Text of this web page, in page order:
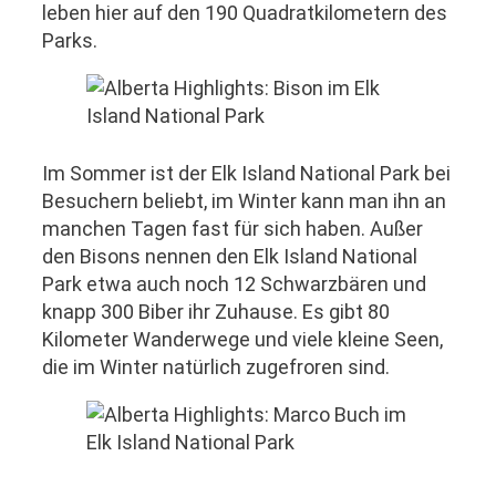
leben hier auf den 190 Quadratkilometern des
Parks.
Im Sommer ist der Elk Island National Park bei
Besuchern beliebt, im Winter kann man ihn an
manchen Tagen fast für sich haben. Außer
den Bisons nennen den Elk Island National
Park etwa auch noch 12 Schwarzbären und
knapp 300 Biber ihr Zuhause. Es gibt 80
Kilometer Wanderwege und viele kleine Seen,
die im Winter natürlich zugefroren sind.